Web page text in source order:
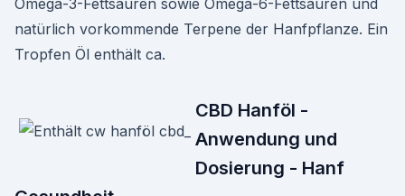
Omega-3-Fettsäuren sowie Omega-6-Fettsäuren und
natürlich vorkommende Terpene der Hanfpflanze. Ein
Tropfen Öl enthält ca.
CBD Hanföl -
Anwendung und
Dosierung - Hanf